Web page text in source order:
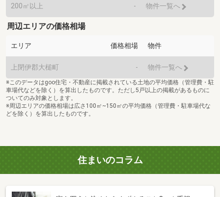
200㎡以上 - 物件一覧へ
周辺エリアの価格相場
エリア 価格相場 物件
上閉伊郡大槌町 - 物件一覧へ
※このデータはgoo住宅・不動産に掲載されている土地の平均価格（管理費・駐
車場代などを除く）を算出したものです。ただし5戸以上の掲載があるものに
ついてのみ対象とします。
※周辺エリアの価格相場は広さ100㎡~150㎡の平均価格（管理費・駐車場代な
どを除く）を算出したものです。
住まいのコラム